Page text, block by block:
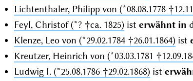
Lichtenthaler, Philipp von (*08.08.1778
Feyl, Christof (*? †ca. 1825)ist erwähnt in
Klenze, Leo von (*29.02.1784 †26.01.1864)ist
Kreutzer, Heinrich von (*03.03.1781
Ludwig I. (*25.08.1786 †29.02.1868)ist